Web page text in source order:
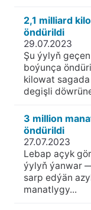
2,1 milliard
öndürildi
29.07.2023
Şu ýylyň
boýunça
kilowat
degişli
3 million
öndürildi
27.07.2023
Lebap açyk
ýylyň ýanwar
sarp edýän
manatlygy...